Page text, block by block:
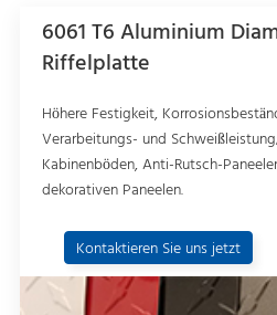
6061 T6 Aluminium
Riffelplatte
Höhere Festigkeit,
Verarbeitungs- und
Kabinenböden, Anti-Rutsch-
dekorativen Paneelen.
Kontaktieren Sie uns jetzt